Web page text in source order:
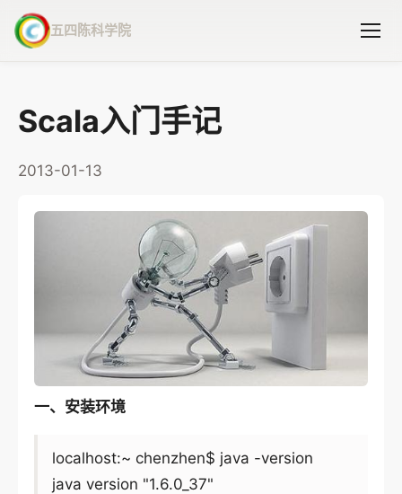
五四陈科学院
Scala入门手记
2013-01-13
一、安装环境
localhost:~ chenzhen$ java -version
java version "1.6.0_37"